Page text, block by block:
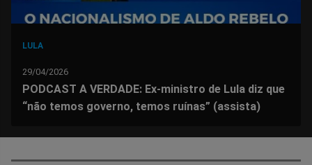
LULA
29/04/2026
PODCAST A VERDADE: Ex-ministro de Lula diz que
“não temos governo, temos ruínas” (assista)